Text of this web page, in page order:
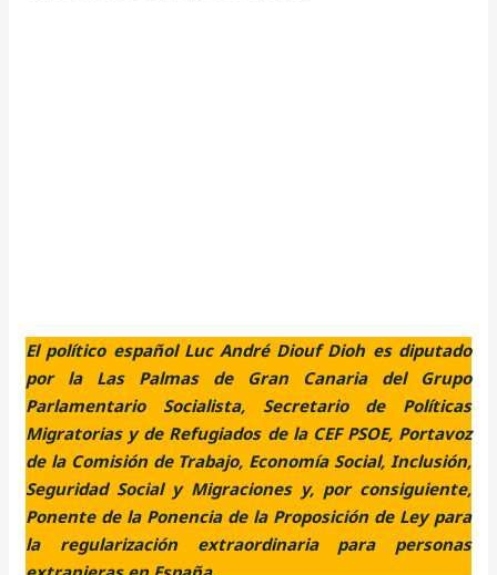
El político español Luc André Diouf Dioh es diputado
por la Las Palmas de Gran Canaria del Grupo
Parlamentario Socialista, Secretario de Políticas
Migratorias y de Refugiados de la CEF PSOE, Portavoz
de la Comisión de Trabajo, Economía Social, Inclusión,
Seguridad Social y Migraciones y, por consiguiente,
Ponente de la Ponencia de la Proposición de Ley para
la regularización extraordinaria para personas